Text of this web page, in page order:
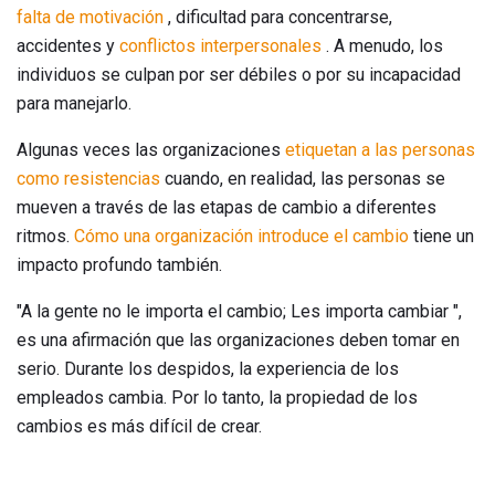
falta de motivación , dificultad para concentrarse,
accidentes y conflictos interpersonales . A menudo, los
individuos se culpan por ser débiles o por su incapacidad
para manejarlo.
Algunas veces las organizaciones etiquetan a las personas
como resistencias cuando, en realidad, las personas se
mueven a través de las etapas de cambio a diferentes
ritmos. Cómo una organización introduce el cambio tiene un
impacto profundo también.
"A la gente no le importa el cambio; Les importa cambiar ",
es una afirmación que las organizaciones deben tomar en
serio. Durante los despidos, la experiencia de los
empleados cambia. Por lo tanto, la propiedad de los
cambios es más difícil de crear.